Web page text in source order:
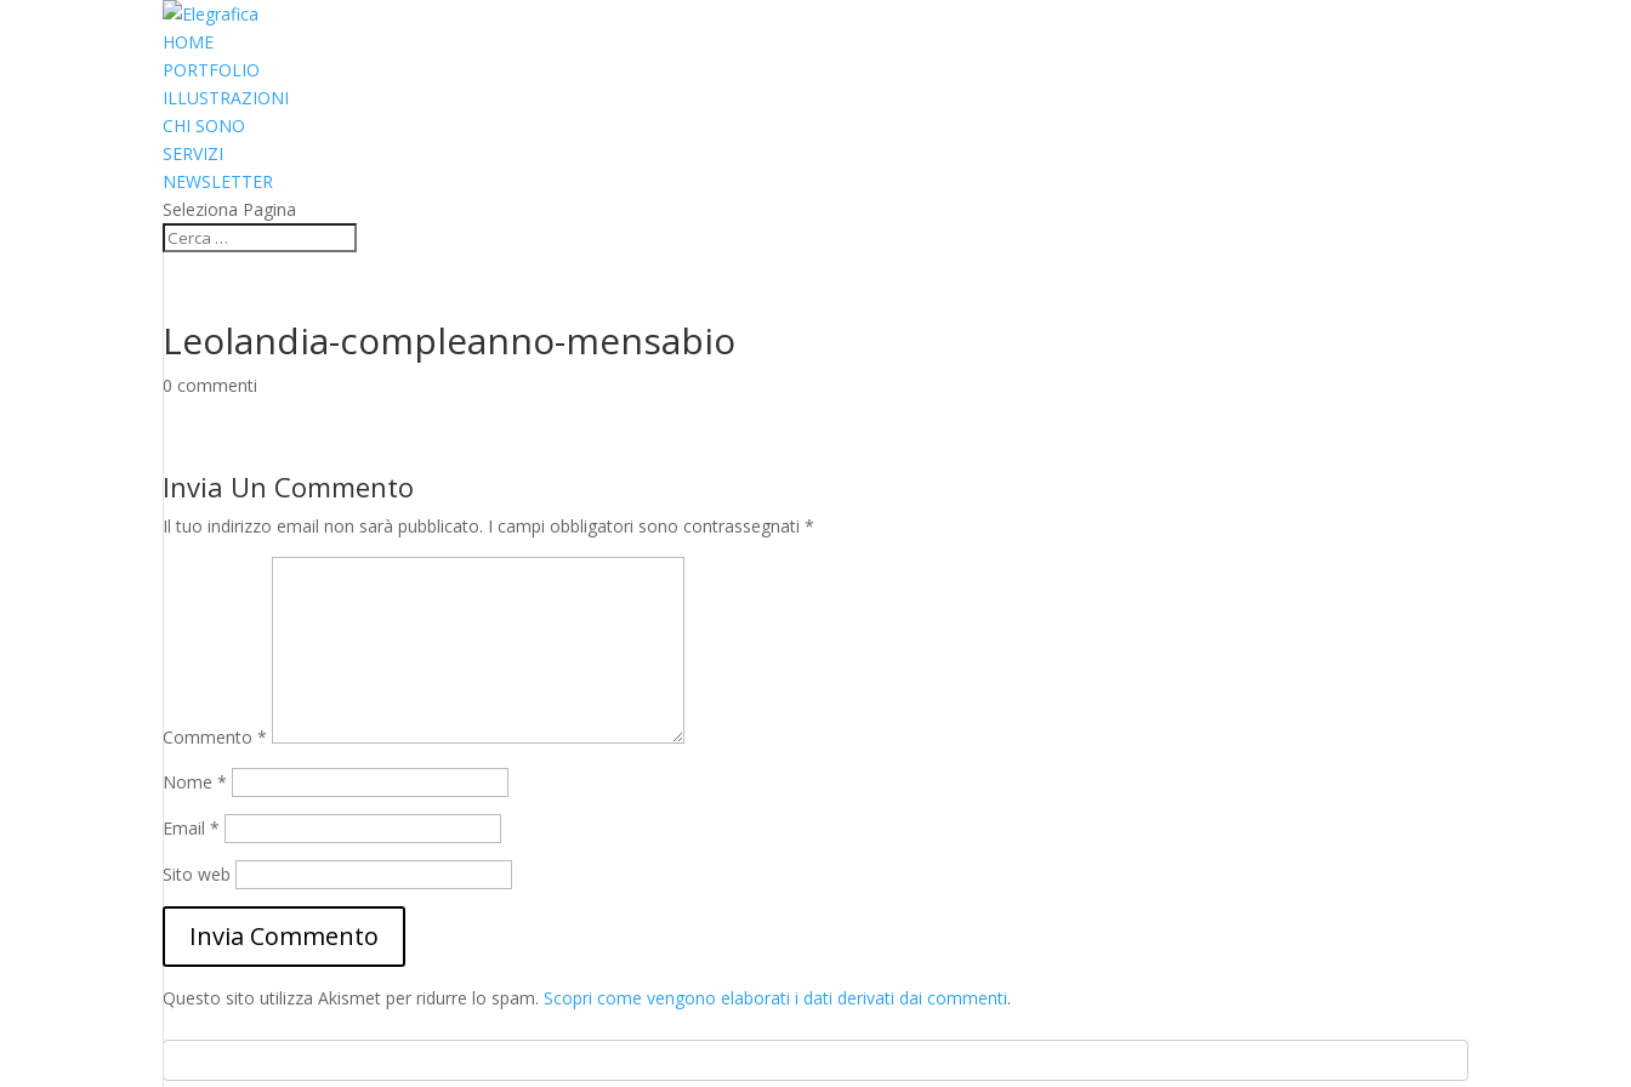
HOME
PORTFOLIO
ILLUSTRAZIONI
CHI SONO
SERVIZI
NEWSLETTER
Seleziona Pagina
Leolandia-compleanno-mensabio
0 commenti
Invia Un Commento
Il tuo indirizzo email non sarà pubblicato. I campi obbligatori sono contrassegnati*
Commento*
Nome*
Email*
Sito web
Questo sito utilizza Akismet per ridurre lo spam.Scopri come vengono elaborati i dati derivati dai commenti.